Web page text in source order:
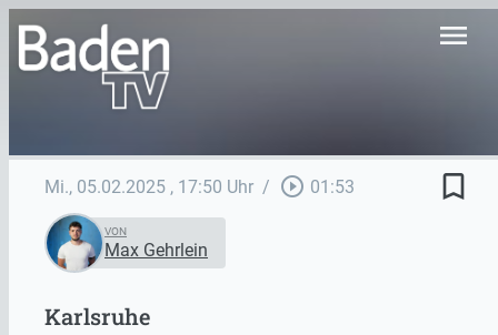
menu
Mi., 05.02.2025 , 17:50 Uhr / play_circle_outline 01:53 bookmark_border
VON
Max Gehrlein
Karlsruhe